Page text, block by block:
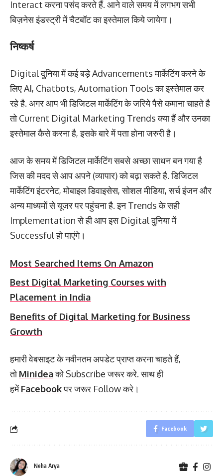
Interact करना पसंद करते हैं. आने वाले समय में लगभग सभी
बिज़नेस इंडस्ट्री में चैटबॉट का इस्तेमाल किये जायेगा।
निष्कर्ष
Digital दुनिया में कई बड़े Advancements मार्केटिंग करने के
लिए AI, Chatbots, Automation Tools का इस्तेमाल कर
रहे है. अगर आप भी डिजिटल मार्केटिंग के जरिये पैसे कमाना चाहते है
तो Current Digital Marketing Trends क्या हैं और उनका
इस्तेमाल कैसे करना है, इसके बारे में पता होना जरुरी है।
आज के समय में डिजिटल मार्केटिंग सबसे अच्छा साधन बन गया है
जिस की मदद से आप अपने (व्यापार) को बढ़ा सकते है. डिजिटल
मार्केटिंग इंटरनेट, मोबाइल डिवाइसेस, सोशल मीडिया, सर्च इंजन और
अन्य माध्यमों से यूजर पर पहुंचना है. इन Trends के सही
Implementation से ही आप इस Digital दुनिया में
Successful हो पाएंगे।
Most Searched Items On Amazon
Best Digital Marketing Courses with
Placement in India
Benefits of Digital Marketing for Business
Growth
हमारी वेबसाइट के नवीनतम अपडेट प्राप्त करना चाहते हैं,
तोMinideaको Subscribe जरूर करे. साथ ही
हमेंFacebookपर जरूर Follow करे।
Facebook
Neha Arya